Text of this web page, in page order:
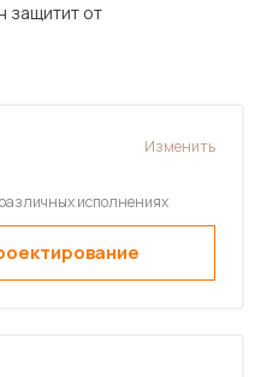
защитит от
Изменить
исполнениях